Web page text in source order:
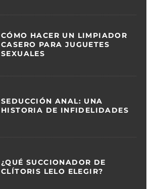
CÓMO HACER UN LIMPIADOR
CASERO PARA JUGUETES
SEXUALES
SEDUCCIÓN ANAL: UNA
HISTORIA DE INFIDELIDADES
¿QUÉ SUCCIONADOR DE
CLÍTORIS LELO ELEGIR?